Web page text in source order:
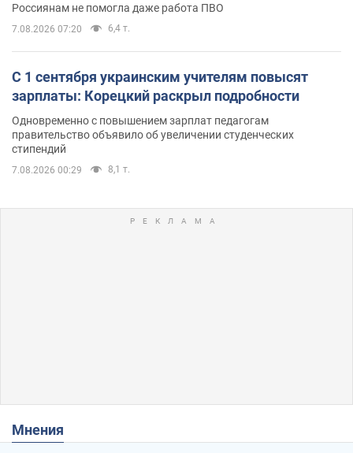
Россиянам не помогла даже работа ПВО
7.08.2026 07:20 6,4 т.
С 1 сентября украинским учителям повысят
зарплаты: Корецкий раскрыл подробности
Одновременно с повышением зарплат педагогам
правительство объявило об увеличении студенческих
стипендий
7.08.2026 00:29 8,1 т.
Мнения